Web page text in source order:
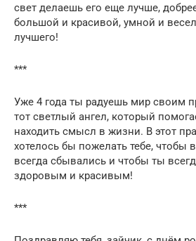
свет делаешь его еще лучше,
большой и красивой, умной и
лучшего!
***
Уже 4 года ты радуешь мир своим
тот светлый ангел, который
находить смысл в жизни. В этот
хотелось бы пожелать тебе, чтобы
всегда сбывались и чтобы ты
здоровым и красивым!
***